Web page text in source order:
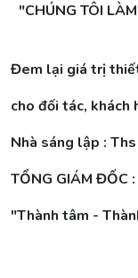
"CHÚNG TÔI
Đem lại giá trị
cho đối tác, khách
Nhà sáng lập :
TỔNG GIÁM ĐỐC
"Thành tâm -